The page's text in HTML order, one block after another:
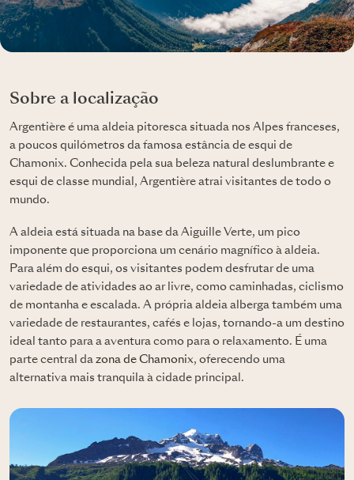
Sobre a localização
Argentière é uma aldeia pitoresca situada nos Alpes franceses,
a poucos quilómetros da famosa estância de esqui de
Chamonix. Conhecida pela sua beleza natural deslumbrante e
esqui de classe mundial, Argentière atrai visitantes de todo o
mundo.
A aldeia está situada na base da Aiguille Verte, um pico
imponente que proporciona um cenário magnífico à aldeia.
Para além do esqui, os visitantes podem desfrutar de uma
variedade de atividades ao ar livre, como caminhadas, ciclismo
de montanha e escalada. A própria aldeia alberga também uma
variedade de restaurantes, cafés e lojas, tornando-a um destino
ideal tanto para a aventura como para o relaxamento. É uma
parte central da zona de Chamonix, oferecendo uma
alternativa mais tranquila à cidade principal.